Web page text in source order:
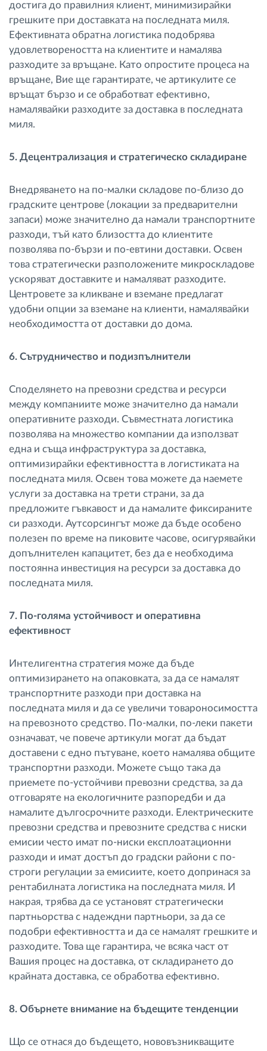
достига до правилния клиент, минимизирайки
грешките при доставката на последната миля.
Ефективната обратна логистика подобрява
удовлетвореността на клиентите и намалява
разходите за връщане. Като опростите процеса на
връщане, Вие ще гарантирате, че артикулите се
връщат бързо и се обработват ефективно,
намалявайки разходите за доставка в последната
миля.
5. Децентрализация и стратегическо складиране
Внедряването на по-малки складове по-близо до
градските центрове (локации за предварителни
запаси) може значително да намали транспортните
разходи, тъй като близостта до клиентите
позволява по-бързи и по-евтини доставки. Освен
това стратегически разположените микроскладове
ускоряват доставките и намаляват разходите.
Центровете за кликване и вземане предлагат
удобни опции за вземане на клиенти, намалявайки
необходимостта от доставки до дома.
6. Сътрудничество и подизпълнители
Споделянето на превозни средства и ресурси
между компаниите може значително да намали
оперативните разходи. Съвместната логистика
позволява на множество компании да използват
една и съща инфраструктура за доставка,
оптимизирайки ефективността в логистиката на
последната миля. Освен това можете да наемете
услуги за доставка на трети страни, за да
предложите гъвкавост и да намалите фиксираните
си разходи. Аутсорсингът може да бъде особено
полезен по време на пиковите часове, осигурявайки
допълнителен капацитет, без да е необходима
постоянна инвестиция на ресурси за доставка до
последната миля.
7. По-голяма устойчивост и оперативна
ефективност
Интелигентна стратегия може да бъде
оптимизирането на опаковката, за да се намалят
транспортните разходи при доставка на
последната миля и да се увеличи товароносимостта
на превозното средство. По-малки, по-леки пакети
означават, че повече артикули могат да бъдат
доставени с едно пътуване, което намалява общите
транспортни разходи. Можете също така да
приемете по-устойчиви превозни средства, за да
отговаряте на екологичните разпоредби и да
намалите дългосрочните разходи. Електрическите
превозни средства и превозните средства с ниски
емисии често имат по-ниски експлоатационни
разходи и имат достъп до градски райони с по-
строги регулации за емисиите, което допринася за
рентабилната логистика на последната миля. И
накрая, трябва да се установят стратегически
партньорства с надеждни партньори, за да се
подобри ефективността и да се намалят грешките и
разходите. Това ще гарантира, че всяка част от
Вашия процес на доставка, от складирането до
крайната доставка, се обработва ефективно.
8. Обърнете внимание на бъдещите тенденции
Що се отнася до бъдещето, нововъзникващите